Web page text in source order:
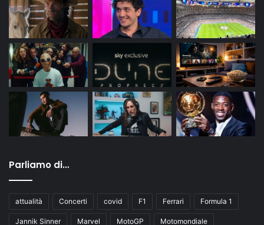
Parliamo di…
attualità Concerti covid F1 Ferrari Formula 1
Jannik Sinner Marvel MotoGP Motomondiale